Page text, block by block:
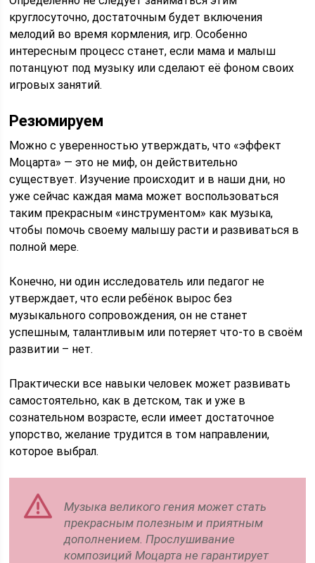
круглосуточно, достаточным будет включения
мелодий во время кормления, игр. Особенно
интересным процесс станет, если мама и малыш
потанцуют под музыку или сделают её фоном своих
игровых занятий.
Резюмируем
Можно с уверенностью утверждать, что «эффект
Моцарта» — это не миф, он действительно
существует. Изучение происходит и в наши дни, но
уже сейчас каждая мама может воспользоваться
таким прекрасным «инструментом» как музыка,
чтобы помочь своему малышу расти и развиваться в
полной мере.
Конечно, ни один исследователь или педагог не
утверждает, что если ребёнок вырос без
музыкального сопровождения, он не станет
успешным, талантливым или потеряет что-то в своём
развитии – нет.
Практически все навыки человек может развивать
самостоятельно, как в детском, так и уже в
сознательном возрасте, если имеет достаточное
упорство, желание трудится в том направлении,
которое выбрал.
Музыка великого гения может стать
прекрасным полезным и приятным
дополнением. Прослушивание
композиций Моцарта не гарантирует